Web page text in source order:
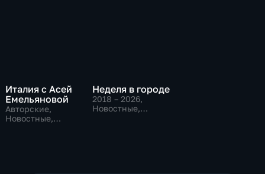
Италия с Асей
Емельяновой
Авторские,
Новостные,
Неделя в городе
2018 – 2026,
Новостные,